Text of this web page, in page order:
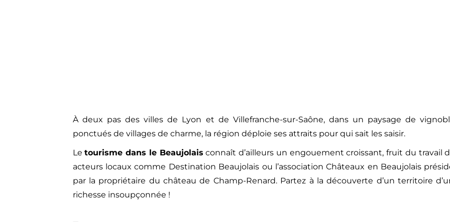
À deux pas des villes de Lyon et de Villefranche-sur-Saône, dans un paysage de
ponctués de villages de charme, la région déploie ses attraits pour qui sait les saisir.
Letourisme dans le Beaujolais connaît d’ailleurs un engouement croissant, fruit du travail
acteurs locaux comme Destination Beaujolais ou l’association Châteaux en Beaujolais
par la propriétaire du château de Champ-Renard. Partez à la découverte d’un territoire
richesse insoupçonnée !